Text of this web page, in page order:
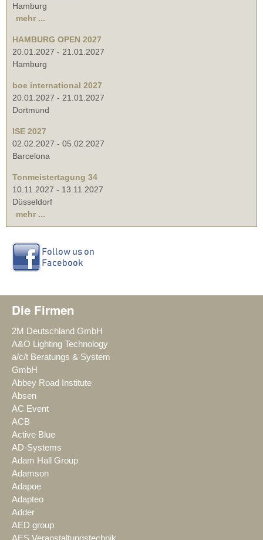
Hamburg
mehr ...
HAMBURG OPEN 2027
20.01.2027 - 21.01.2027
Hamburg
boe international 2027
20.01.2027 - 21.01.2027
Dortmund
ISE 2027
02.02.2027 - 05.02.2027
Barcelona
Tonmeistertagung 34
10.11.2027 - 13.11.2027
Düsseldorf
mehr ...
Die Firmen
2M Deutschland GmbH
A&O Lighting Technology
a/c/t Beratungs & System
GmbH
Abbey Road Institute
Absen
AC Event
ACB
Active Blue
AD-Systems
Adam Hall Group
Adamson
Adapoe
Adapteo
Adder
AED group